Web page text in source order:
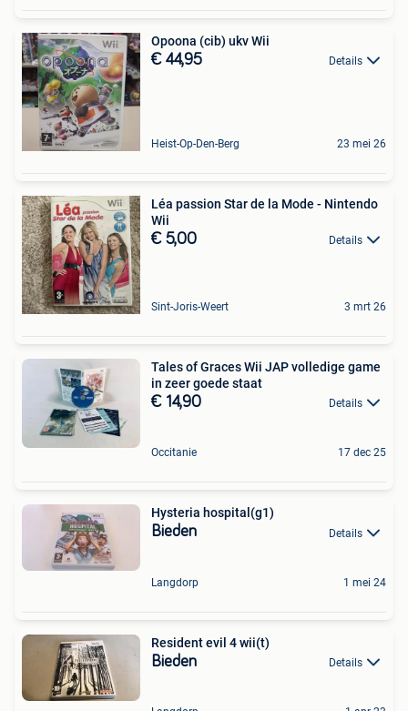
Opoona (cib) ukv Wii
€ 44,95 Details
Heist-Op-Den-Berg 23 mei 26
Léa passion Star de la Mode - Nintendo
Wii
€ 5,00 Details
Sint-Joris-Weert 3 mrt 26
Tales of Graces Wii JAP volledige game
in zeer goede staat
€ 14,90 Details
Occitanie 17 dec 25
Hysteria hospital(g1)
Bieden Details
Langdorp 1 mei 24
Resident evil 4 wii(t)
Bieden Details